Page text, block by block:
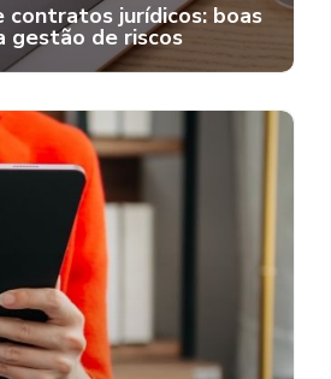
contratos jurídicos: boas
gestão de riscos